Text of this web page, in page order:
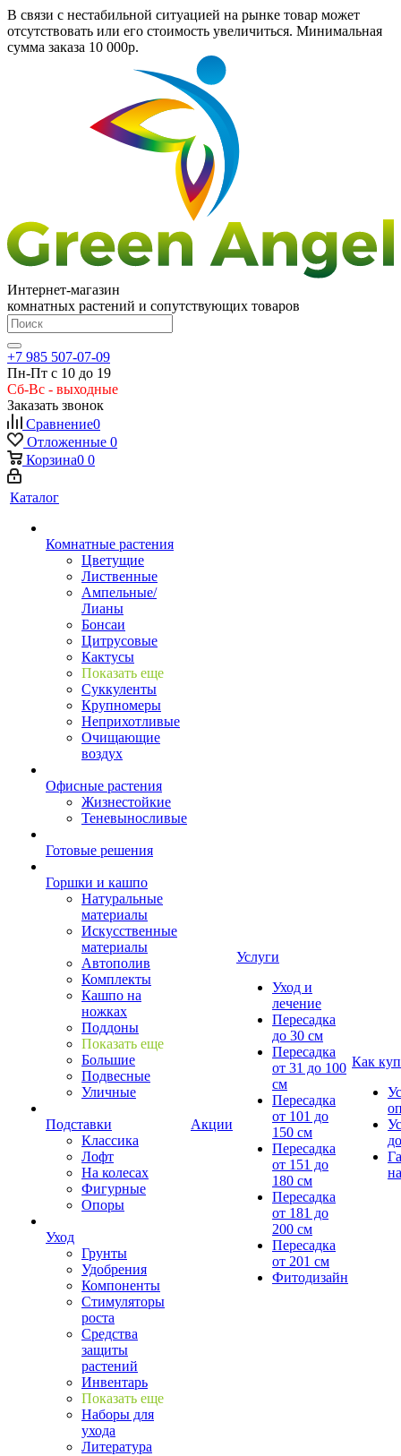
В связи с нестабильной ситуацией на рынке товар может
отсутствовать или его стоимость увеличиться. Минимальная
сумма заказа 10 000р.
Интернет-магазин
комнатных растений и сопутствующих товаров
+7 985 507-07-09
Пн-Пт с 10 до 19
Сб-Вс - выходные
Заказать звонок
Сравнение0
Отложенные 0
Корзина0 0
Каталог
Комнатные растения
Цветущие
Лиственные
Ампельные/
Лианы
Бонсаи
Цитрусовые
Кактусы
Показать еще
Суккуленты
Крупномеры
Неприхотливые
Очищающие
воздух
Офисные растения
Жизнестойкие
Теневыносливые
Готовые решения
Горшки и кашпо
Натуральные
материалы
Искусственные
материалы
Автополив
Комплекты
Кашпо на
ножках
Поддоны
Показать еще
Большие
Подвесные
Уличные
Подставки
Классика
Лофт
На колесах
Фигурные
Опоры
Уход
Грунты
Удобрения
Компоненты
Стимуляторы
роста
Средства
защиты
растений
Инвентарь
Показать еще
Наборы для
ухода
Литература
Акции
Услуги
Уход и
лечение
Пересадка
до 30 см
Пересадка
от 31 до 100
см
Пересадка
от 101 до
150 см
Пересадка
от 151 до
180 см
Пересадка
от 181 до
200 см
Пересадка
от 201 см
Фитодизайн
Как